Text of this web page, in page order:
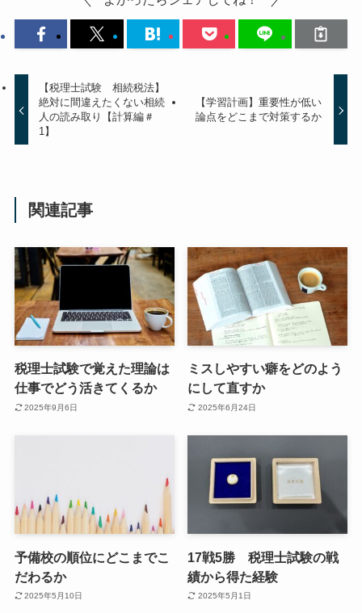
【税理士試験 相続税法】
絶対に間違えたくない相続
人の読み取り【計算編＃
1】
【学習計画】重要性が低い
論点をどこまで対策するか
関連記事
税理士試験で覚えた理論は
仕事でどう活きてくるか
2025年9月6日
ミスしやすい癖をどのよう
にして直すか
2025年6月24日
予備校の順位にどこまでこ
だわるか
2025年5月10日
17戦5勝 税理士試験の戦
績から得た経験
2025年5月1日